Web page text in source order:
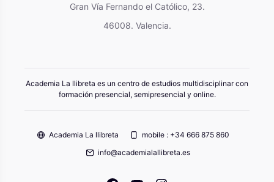
Gran Vía Fernando el Católico, 23.
46008. Valencia.
Academia La llibreta es un centro de estudios multidisciplinar con
formación presencial, semipresencial y online.
Academia La llibreta
mobile : +34 666 875 860
info@academialallibreta.es